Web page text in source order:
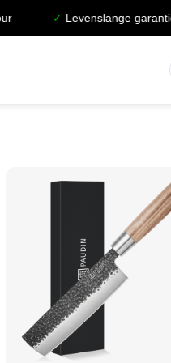
Levenslange garantie